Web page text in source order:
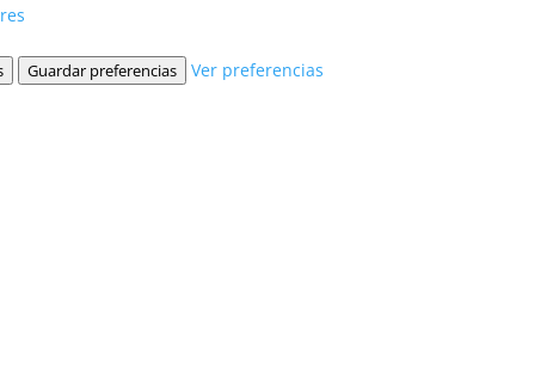
Guardar preferencias
Ver preferencias